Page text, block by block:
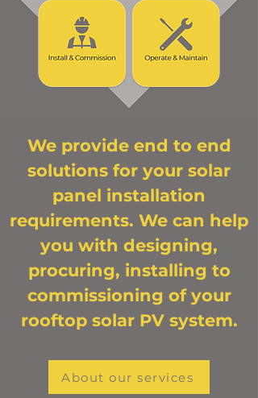
We provide end to end
solutions for your solar
panel installation
requirements. We can help
you with designing,
procuring, installing to
commissioning of your
rooftop solar PV system.
About our services